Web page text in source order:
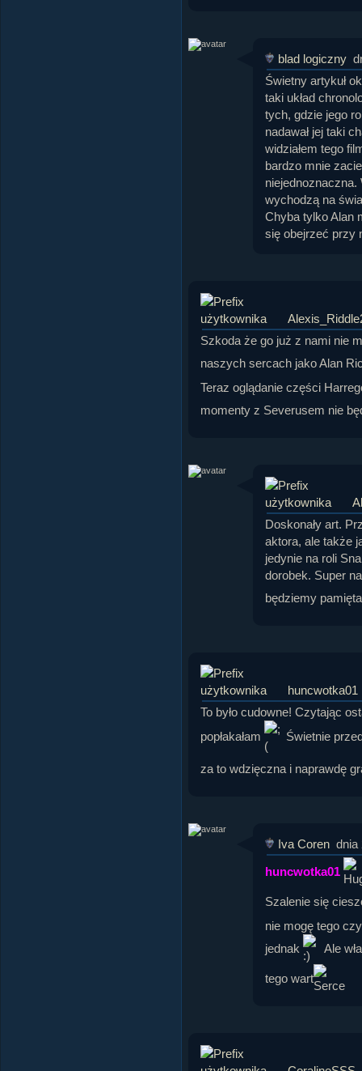
blad logiczny
Świetny artykuł
taki układ
tych, gdzie jego
nadawał jej taki
widziałem tego
bardzo mnie
wychodzą na
Chyba tylko Alan
się obejrzeć przy
Szkoda że go już z nami nie
naszych sercach jako Alan
Teraz oglądanie części
momenty z Severusem nie
Doskonały art.
aktora, ale także
jedynie na roli
dorobek. Super
będziemy
huncwotka01
To było cudowne! Czytając
popłakałam
Świetnie
za to wdzięczna i naprawdę
Iva Coren dnia
huncwotka01
Szalenie się
nie mogę tego
jednak
Ale
tego wart